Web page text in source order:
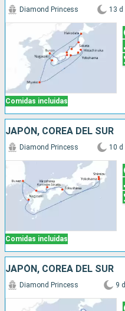
Comidas incluidas
Diamond Princess 13 d
JAPÓN, COREA DEL SUR
Comidas incluidas
Diamond Princess 10 d
JAPÓN, COREA DEL SUR
Diamond Princess 9 d